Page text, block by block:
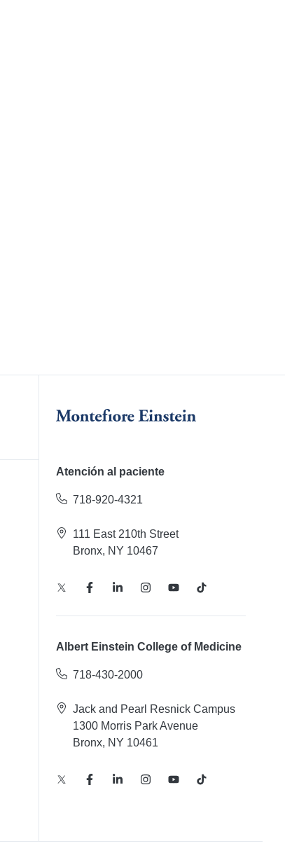
Atención al paciente
718-920-4321
111 East 210th Street
Bronx, NY 10467
Albert Einstein College of Medicine
718-430-2000
Jack and Pearl Resnick Campus
1300 Morris Park Avenue
Bronx, NY 10461